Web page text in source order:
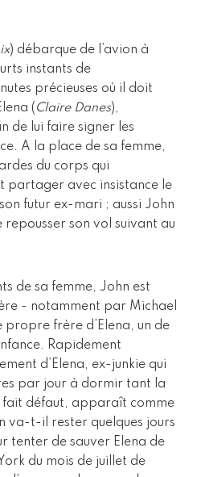
) débarque de l’avion à
instants de
précieuses où il doit
( Claire Danes),
de lui faire signer les
A la place de sa femme,
du corps qui
partager avec insistance le
futur ex-mari ; aussi John
son vol suivant au
de sa femme, John est
- notamment par Michael
propre frère d’Elena, un de
Rapidement
d’Elena, ex-junkie qui
par jour à dormir tant la
fait défaut, apparaît comme
va-t-il rester quelques jours
tenter de sauver Elena de
du mois de juillet de